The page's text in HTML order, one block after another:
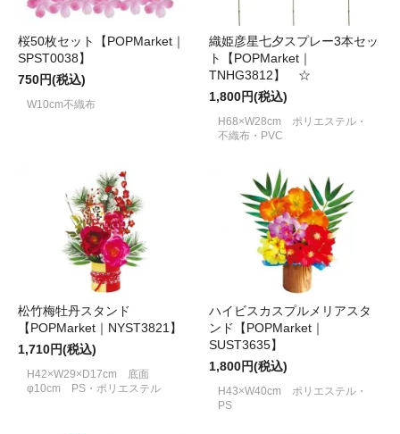
桜50枚セット【POPMarket｜
SPST0038】
750円(税込)
W10cm不織布
織姫彦星七夕スプレー3本セッ
ト【POPMarket｜
TNHG3812】 ☆
1,800円(税込)
H68×W28cm ポリエステル・
不織布・PVC
松竹梅牡丹スタンド
【POPMarket｜NYST3821】
1,710円(税込)
H42×W29×D17cm 底面
φ10cm PS・ポリエステル
ハイビスカスプルメリアスタ
ンド【POPMarket｜
SUST3635】
1,800円(税込)
H43×W40cm ポリエステル・
PS